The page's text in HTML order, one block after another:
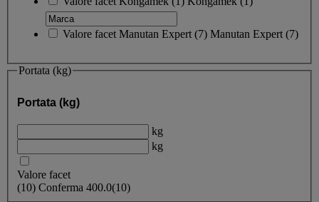
Valore facet Manutan Expert (7) Manutan Expert (7)
Portata (kg)
Portata (kg)
kg
kg
Valore facet
(10) Conferma 400.0(10)